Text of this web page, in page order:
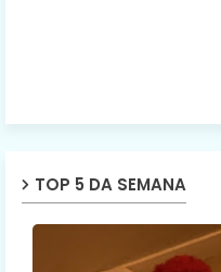
TOP 5 DA SEMANA